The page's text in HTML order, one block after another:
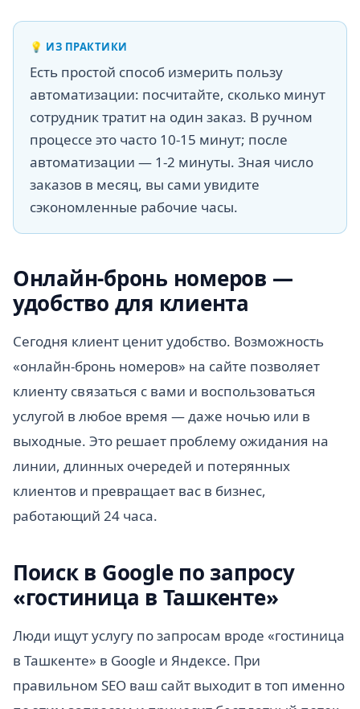
💡 ИЗ ПРАКТИКИ
Есть простой способ измерить пользу
автоматизации: посчитайте, сколько минут
сотрудник тратит на один заказ. В ручном
процессе это часто 10-15 минут; после
автоматизации — 1-2 минуты. Зная число
заказов в месяц, вы сами увидите
сэкономленные рабочие часы.
Онлайн-бронь номеров —
удобство для клиента
Сегодня клиент ценит удобство. Возможность
«онлайн-бронь номеров» на сайте позволяет
клиенту связаться с вами и воспользоваться
услугой в любое время — даже ночью или в
выходные. Это решает проблему ожидания на
линии, длинных очередей и потерянных
клиентов и превращает вас в бизнес,
работающий 24 часа.
Поиск в Google по запросу
«гостиница в Ташкенте»
Люди ищут услугу по запросам вроде «гостиница
в Ташкенте» в Google и Яндексе. При
правильном SEO ваш сайт выходит в топ именно